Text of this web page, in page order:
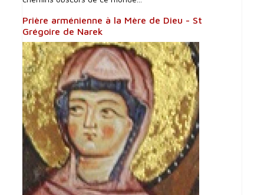
Prière arménienne à la Mère de Dieu - St
Grégoire de Narek